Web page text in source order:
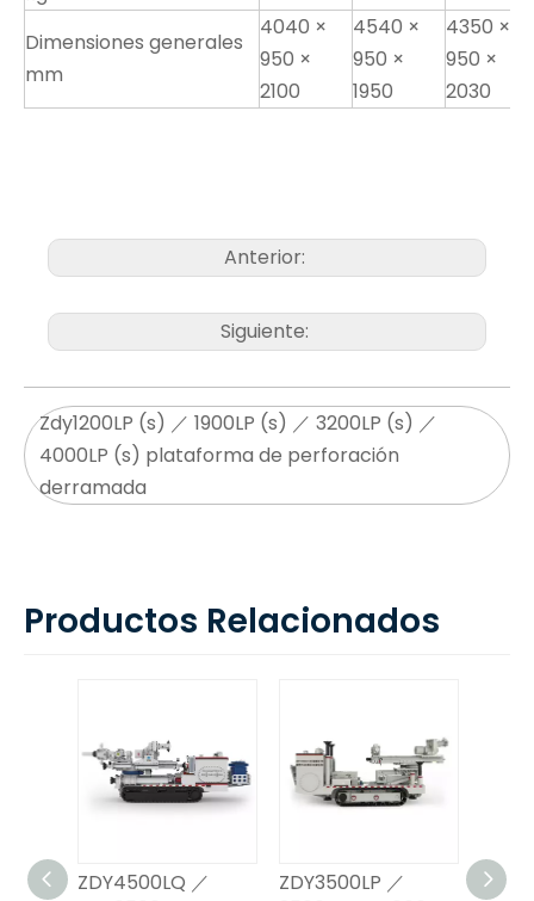
Dimensiones generales
mm
4040 ×
950 ×
2100
4540 ×
950 ×
1950
4350 ×
950 ×
2030
Anterior:
Siguiente:
Zdy1200LP (s) ／ 1900LP (s) ／ 3200LP (s) ／
4000LP (s) plataforma de perforación
derramada
Productos Relacionados
ZDY4500LQ ／
ZDY3500LP ／